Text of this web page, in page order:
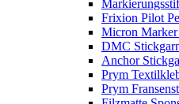
Frixion Pilot
Micron Marker
DMC
Anchor
Prym
Prym